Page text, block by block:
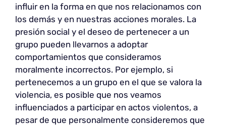
influir en la forma en que nos relacionamos con
los demás y en nuestras acciones morales. La
presión social y el deseo de pertenecer a un
grupo pueden llevarnos a adoptar
comportamientos que consideramos
moralmente incorrectos. Por ejemplo, si
pertenecemos a un grupo en el que se valora la
violencia, es posible que nos veamos
influenciados a participar en actos violentos, a
pesar de que personalmente consideremos que